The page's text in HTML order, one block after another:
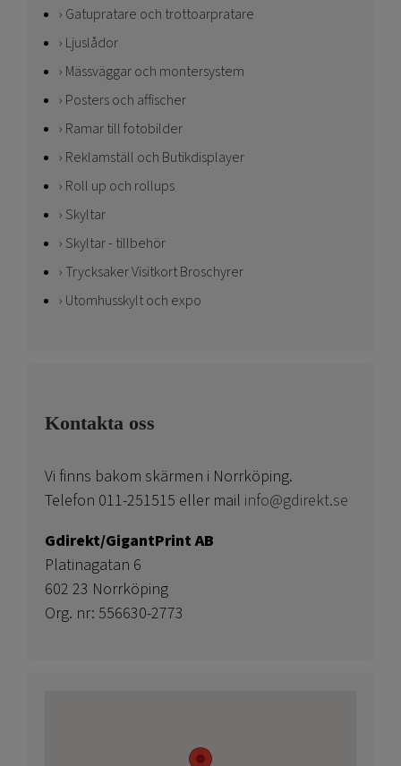
Gatupratare och trottoarpratare
Ljuslådor
Mässväggar och montersystem
Posters och affischer
Ramar till fotobilder
Reklamställ och Butikdisplayer
Roll up och rollups
Skyltar
Skyltar - tillbehör
Trycksaker Visitkort Broschyrer
Utomhusskylt och expo
Kontakta oss
Vi finns bakom skärmen i Norrköping.
Telefon 011-251515 eller mail info@gdirekt.se
Gdirekt/GigantPrint AB
Platinagatan 6
602 23 Norrköping
Org. nr: 556630-2773